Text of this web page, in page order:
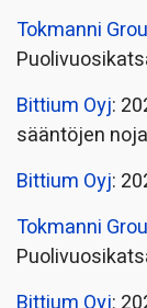
Tokmanni
Bittium Oyj:
sääntöjen
Bittium Oyj:
Tokmanni